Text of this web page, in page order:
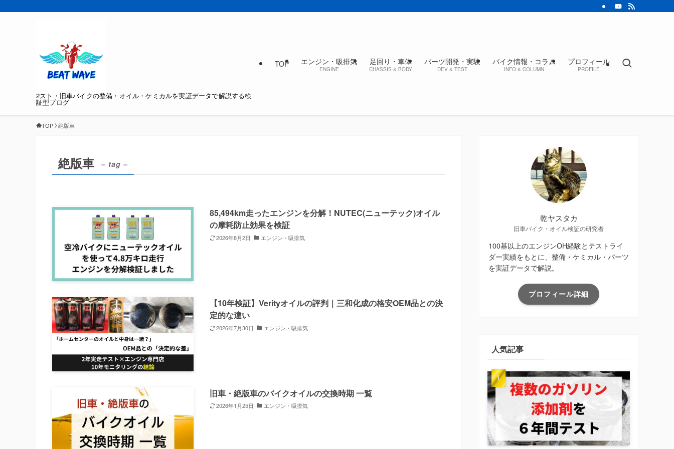
2スト・旧車バイクの整備・オイル・ケミカルを実証データで解説する検
証型ブログ
TOP エンジン・吸排気
ENGINE
足回り・車体
CHASSIS & BODY
パーツ開発・実験
DEV & TEST
バイク情報・コラム
INFO & COLUMN
プロフィール
PROFILE
TOP 絶版車
絶版車 – tag –
85,494km走ったエンジンを分解！NUTEC(ニューテック)オイル
の摩耗防止効果を検証
2026年8月2日 エンジン・吸排気
【10年検証】Verityオイルの評判｜三和化成の格安OEM品との決
定的な違い
2026年7月30日 エンジン・吸排気
旧車・絶版車のバイクオイルの交換時期 一覧
2026年1月25日 エンジン・吸排気
乾ヤスタカ
旧車バイク・オイル検証の研究者
100基以上のエンジンOH経験とテストライ
ダー実績をもとに、整備・ケミカル・パーツ
を実証データで解説。
プロフィール詳細
人気記事